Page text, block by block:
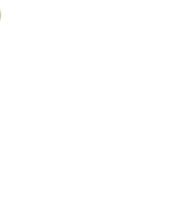
Alternative: